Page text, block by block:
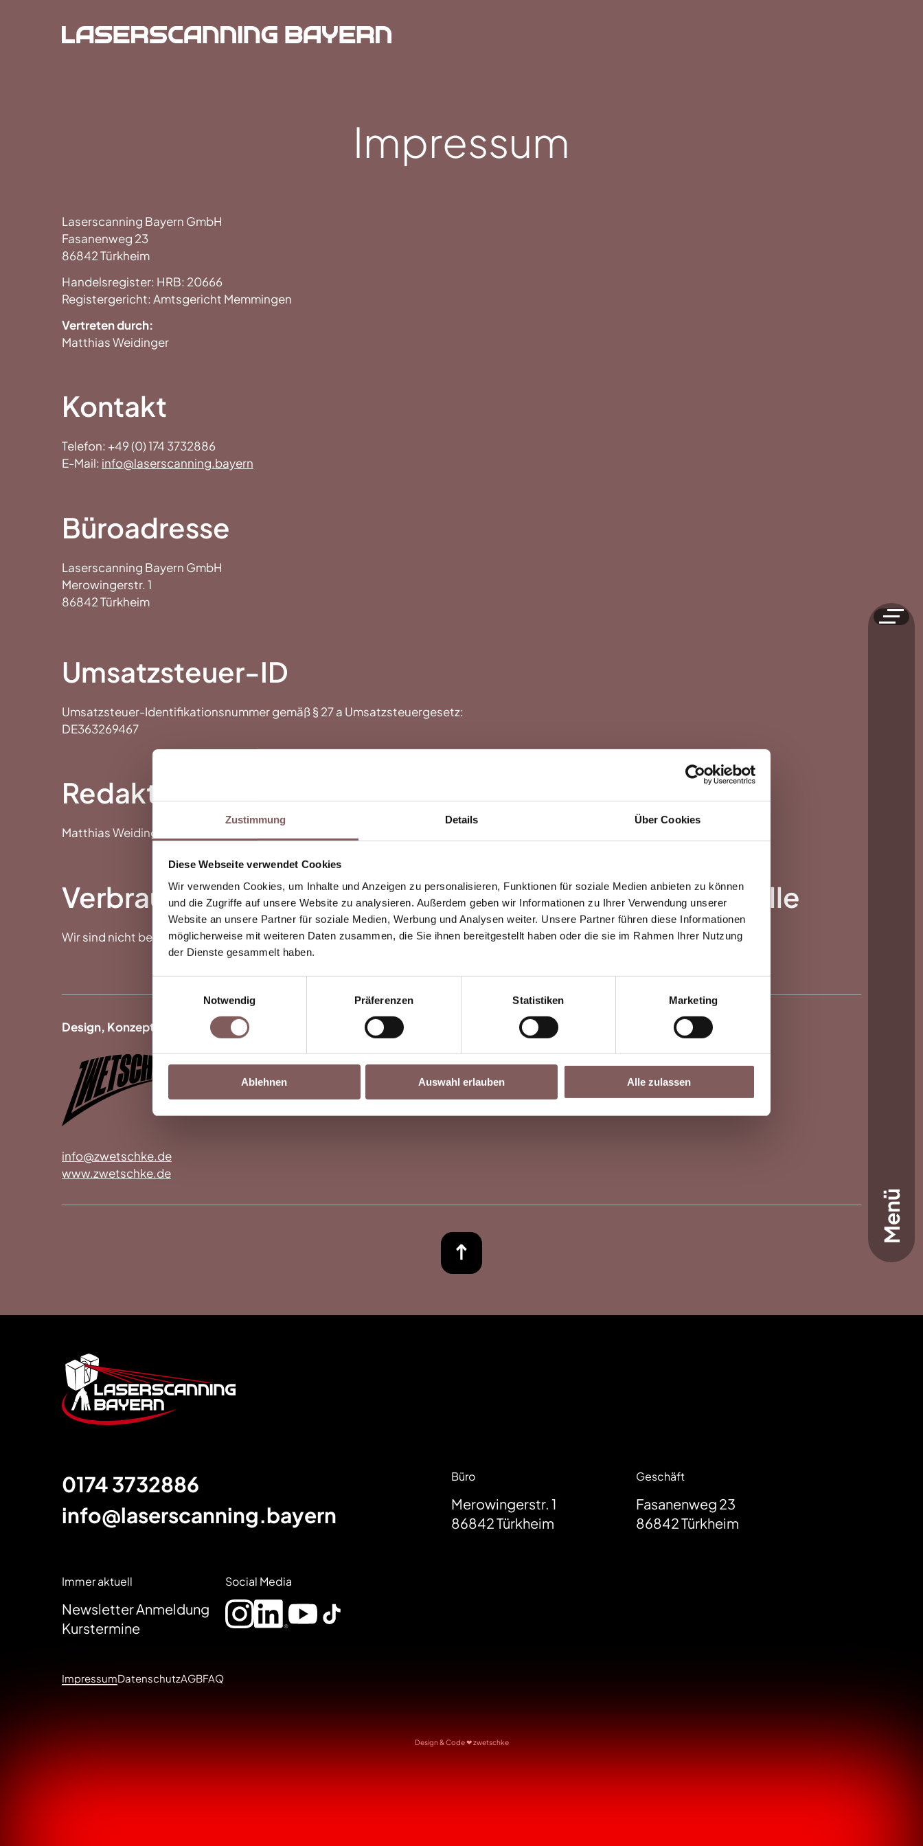
Zustimmung Details Über Cookies
Diese Webseite verwendet Cookies
Wir verwenden Cookies, um Inhalte und Anzeigen zu personalisieren, Funktionen für soziale Medien anbieten zu können
und die Zugriffe auf unsere Website zu analysieren. Außerdem geben wir Informationen zu Ihrer Verwendung unserer
Website an unsere Partner für soziale Medien, Werbung und Analysen weiter. Unsere Partner führen diese Informationen
möglicherweise mit weiteren Daten zusammen, die Sie ihnen bereitgestellt haben oder die sie im Rahmen Ihrer Nutzung
der Dienste gesammelt haben.
Notwendig
Präferenzen Statistiken Marketing
Ablehnen Auswahl erlauben Alle zulassen
Menü
Impressum
Laserscanning Bayern GmbH
Fasanenweg 23
86842 Türkheim
Handelsregister: HRB: 20666
Registergericht: Amtsgericht Memmingen
Vertreten durch:
Matthias Weidinger
Kontakt
Telefon: +49 (0) 174 3732886
E-Mail: info@laserscanning.bayern
Büroadresse
Laserscanning Bayern GmbH
Merowingerstr. 1
86842 Türkheim
Umsatzsteuer-ID
Umsatzsteuer-Identifikationsnummer gemäß § 27 a Umsatzsteuergesetz:
DE363269467
Redaktionell verantwortlich
Matthias Weidinger
Verbraucher­streit­beilegung/Universal­schlichtungs­stelle
Wir sind nicht bereit oder verpflichtet, an Streitbeilegungsverfahren vor einer Verbraucherschlichtungsstelle teilzunehmen.
Design, Konzept & Programmierung:
info@zwetschke.de
www.zwetschke.de
Footer
0174 3732886
info@laserscanning.bayern
Büro
Merowingerstr. 1
86842Türkheim
Geschäft
Fasanenweg 23
86842Türkheim
Immer aktuell
Newsletter Anmeldung
Kurstermine
Social Media
ImpressumDatenschutzAGBFAQ
Design & Code ❤zwetschke